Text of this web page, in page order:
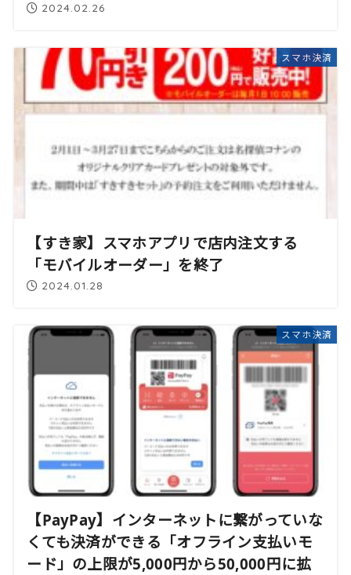
2024.02.26
スマホ決済
【すき家】スマホアプリで店内注文する
「モバイルオーダー」を終了
2024.01.28
スマホ決済
【PayPay】インターネットに繋がっていな
くても決済ができる「オフライン支払いモ
ード」の上限が5,000円から50,000円に拡